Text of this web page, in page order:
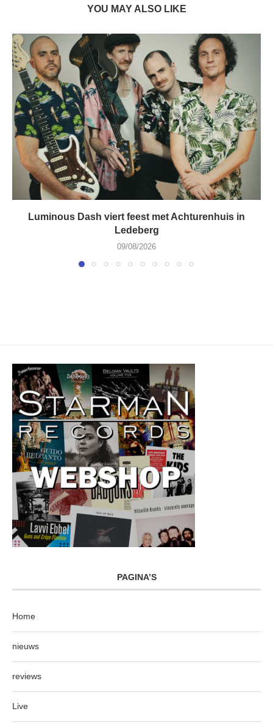
YOU MAY ALSO LIKE
Luminous Dash viert feest met Achturenhuis in
Ledeberg
09/08/2026
PAGINA’S
Home
nieuws
reviews
Live